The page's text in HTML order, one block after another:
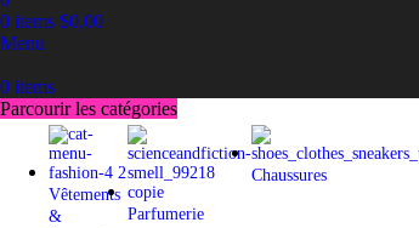
0 items $0,00
Menu
0 items
Parcourir les catégories
Vêtements
&
Parfumerie
Chaussures